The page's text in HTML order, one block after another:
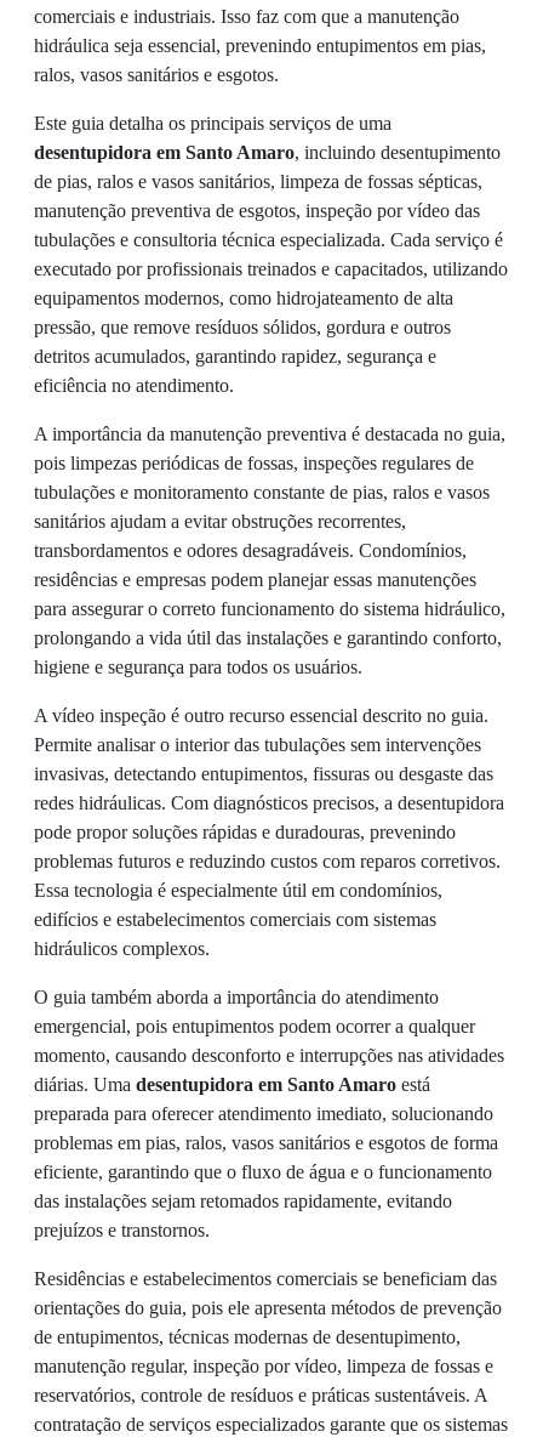
comerciais e industriais. Isso faz com que a manutenção
hidráulica seja essencial, prevenindo entupimentos em pias,
ralos, vasos sanitários e esgotos.
Este guia detalha os principais serviços de uma
desentupidora em Santo Amaro, incluindo desentupimento
de pias, ralos e vasos sanitários, limpeza de fossas sépticas,
manutenção preventiva de esgotos, inspeção por vídeo das
tubulações e consultoria técnica especializada. Cada serviço é
executado por profissionais treinados e capacitados, utilizando
equipamentos modernos, como hidrojateamento de alta
pressão, que remove resíduos sólidos, gordura e outros
detritos acumulados, garantindo rapidez, segurança e
eficiência no atendimento.
A importância da manutenção preventiva é destacada no guia,
pois limpezas periódicas de fossas, inspeções regulares de
tubulações e monitoramento constante de pias, ralos e vasos
sanitários ajudam a evitar obstruções recorrentes,
transbordamentos e odores desagradáveis. Condomínios,
residências e empresas podem planejar essas manutenções
para assegurar o correto funcionamento do sistema hidráulico,
prolongando a vida útil das instalações e garantindo conforto,
higiene e segurança para todos os usuários.
A vídeo inspeção é outro recurso essencial descrito no guia.
Permite analisar o interior das tubulações sem intervenções
invasivas, detectando entupimentos, fissuras ou desgaste das
redes hidráulicas. Com diagnósticos precisos, a desentupidora
pode propor soluções rápidas e duradouras, prevenindo
problemas futuros e reduzindo custos com reparos corretivos.
Essa tecnologia é especialmente útil em condomínios,
edifícios e estabelecimentos comerciais com sistemas
hidráulicos complexos.
O guia também aborda a importância do atendimento
emergencial, pois entupimentos podem ocorrer a qualquer
momento, causando desconforto e interrupções nas atividades
diárias. Uma desentupidora em Santo Amaro está
preparada para oferecer atendimento imediato, solucionando
problemas em pias, ralos, vasos sanitários e esgotos de forma
eficiente, garantindo que o fluxo de água e o funcionamento
das instalações sejam retomados rapidamente, evitando
prejuízos e transtornos.
Residências e estabelecimentos comerciais se beneficiam das
orientações do guia, pois ele apresenta métodos de prevenção
de entupimentos, técnicas modernas de desentupimento,
manutenção regular, inspeção por vídeo, limpeza de fossas e
reservatórios, controle de resíduos e práticas sustentáveis. A
contratação de serviços especializados garante que os sistemas